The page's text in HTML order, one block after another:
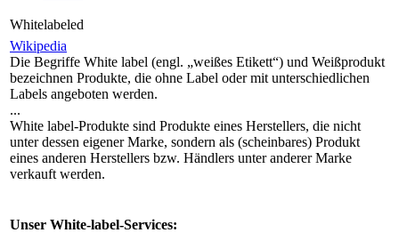
Whitelabeled
Wikipedia
Die Begriffe White label (engl. „weißes Etikett“) und Weißprodukt
bezeichnen Produkte, die ohne Label oder mit unterschiedlichen
Labels angeboten werden.
...
White label-Produkte sind Produkte eines Herstellers, die nicht
unter dessen eigener Marke, sondern als (scheinbares) Produkt
eines anderen Herstellers bzw. Händlers unter anderer Marke
verkauft werden.
Unser White-label-Services: